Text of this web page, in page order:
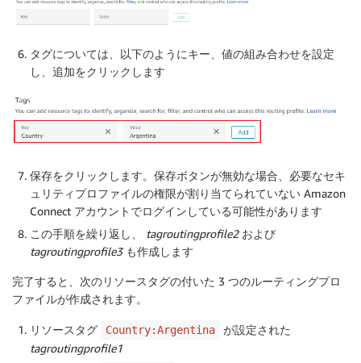
タグについては、以下のようにキー、値の組み合わせを設定
し、 追加をクリックします
保存をクリックします。保存ボタンが無効な場合、必要なセキ
ュリティプロファイルの権限が割り当てられていない Amazon
Connect アカウントでログインしている可能性があります
この手順を繰り返し、 tagroutingprofile2および
tagroutingprofile3も作成します
完了すると、次のリソースタグの付いた 3 つのルーティングプロ
ファイルが作成されます。
リソースタグ Country:Argentina
が設定された
tagroutingprofile1